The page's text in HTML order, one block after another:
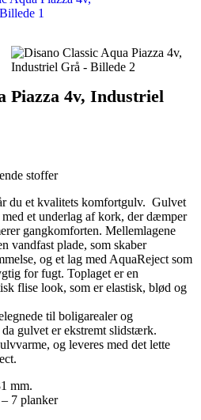
Piazza 4v, Industriel
stoffer
du et kvalitets komfortgulv. Gulvet
et underlag af kork, der dæmper
gangkomforten. Mellemlagene
vandfast plade, som skaber
og et lag med AquaReject som
for fugt. Toplaget er en
flise look, som er elastisk, blød og
til boligarealer og
gulvet er ekstremt slidstærk.
og leveres med det lette
mm.
7 planker